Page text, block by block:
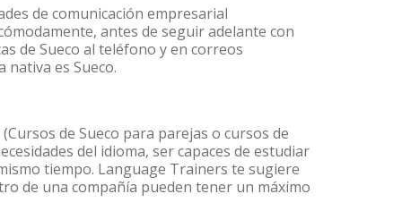
de comunicación empresarial
antes de seguir adelante con
de Sueco al teléfono y en correos
nativa es Sueco.
de Sueco para parejas o cursos de
del idioma, ser capaces de estudiar
tiempo. Language Trainers te sugiere
de una compañía pueden tener un máximo